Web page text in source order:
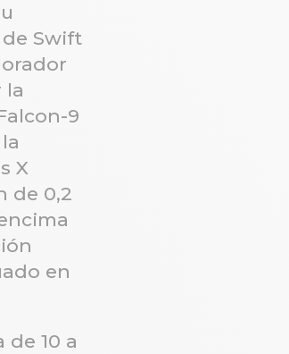
Swift
la
9
X
de 0,2
en
10 a